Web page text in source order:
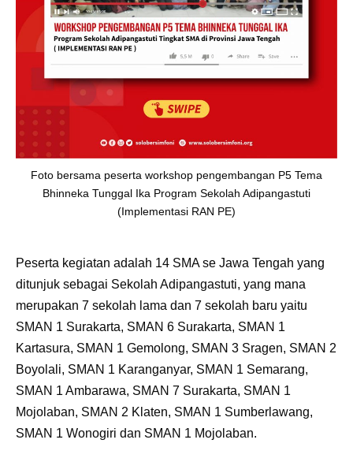
Foto bersama peserta workshop pengembangan P5 Tema
Bhinneka Tunggal Ika Program Sekolah Adipangastuti
(Implementasi RAN PE)
Peserta kegiatan adalah 14 SMA se Jawa Tengah yang
ditunjuk sebagai Sekolah Adipangastuti, yang mana
merupakan 7 sekolah lama dan 7 sekolah baru yaitu
SMAN 1 Surakarta, SMAN 6 Surakarta, SMAN 1
Kartasura, SMAN 1 Gemolong, SMAN 3 Sragen, SMAN 2
Boyolali, SMAN 1 Karanganyar, SMAN 1 Semarang,
SMAN 1 Ambarawa, SMAN 7 Surakarta, SMAN 1
Mojolaban, SMAN 2 Klaten, SMAN 1 Sumberlawang,
SMAN 1 Wonogiri dan SMAN 1 Mojolaban.